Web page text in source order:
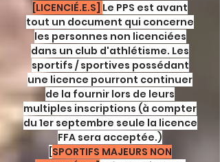
[LICENCIÉ.E.S] Le PPS est avant
tout un document qui concerne
les personnes non licenciées
dans un club d'athlétisme. Les
sportifs / sportives possédant
une licence pourront continuer
de la fournir lors de leurs
multiples inscriptions (à compter
du 1er septembre seule la licence
FFA sera acceptée.)
[SPORTIFS MAJEURS NON